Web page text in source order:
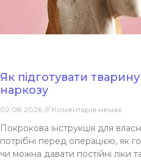
Як підготувати
наркозу
02.08.2026 Коментарів немає
Покрокова інструкція для
потрібні перед операцією, як
чи можна давати постійні ліки